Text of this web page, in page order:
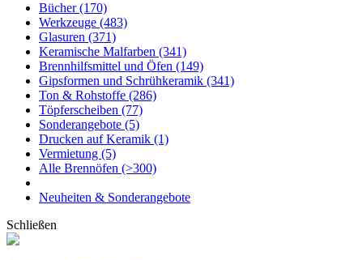
Bücher(170)
Werkzeuge (483)
Glasuren (371)
Keramische Malfarben (341)
Brennhilfsmittel und Öfen (149)
Gipsformen und Schrühkeramik (341)
Ton & Rohstoffe (286)
Töpferscheiben (77)
Sonderangebote (5)
Drucken auf Keramik (1)
Vermietung (5)
Alle Brennöfen (>300)
Neuheiten & Sonderangebote
Schließen